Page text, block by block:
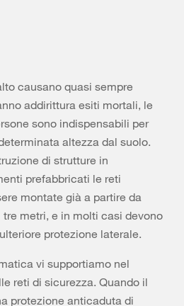
causano quasi sempre
addirittura esiti mortali, le
sono indispensabili per
altezza dal suolo.
di strutture in
prefabbricati le reti
montate già a partire da
metri, e in molti casi devono
protezione laterale.
vi supportiamo nel
reti di sicurezza. Quando il
protezione anticaduta di